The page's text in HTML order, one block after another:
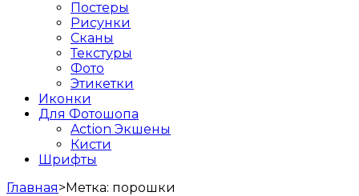
Постеры
Рисунки
Сканы
Текстуры
Фото
Этикетки
Иконки
Для Фотошопа
Action Экшены
Кисти
Шрифты
Главная>Метка: порошки